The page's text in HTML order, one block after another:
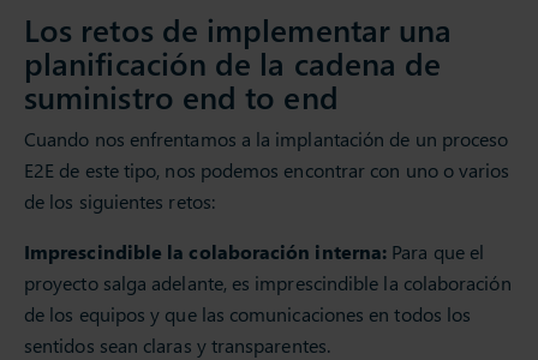
Los retos de implementar una
planificación de la cadena de
suministro end to end
Cuando nos enfrentamos a la implantación de un proceso
E2E de este tipo, nos podemos encontrar con uno o varios
de los siguientes retos:
Imprescindible la colaboración interna: Para que el
proyecto salga adelante, es imprescindible la colaboración
de los equipos y que las comunicaciones en todos los
sentidos sean claras y transparentes.